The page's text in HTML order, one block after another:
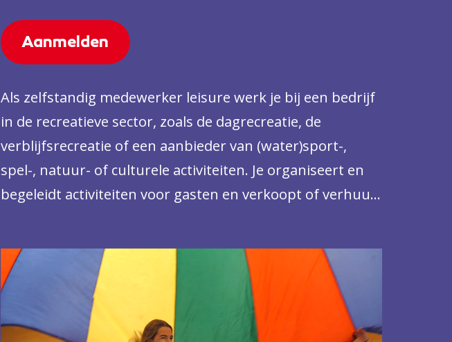
Aanmelden
Als zelfstandig medewerker leisure werk je bij een bedrijf
in de recreatieve sector, zoals de dagrecreatie, de
verblijfsrecreatie of een aanbieder van (water)sport-,
spel-, natuur- of culturele activiteiten. Je organiseert en
begeleidt activiteiten voor gasten en verkoopt of verhuurt
gebouwen en werk je mee in de horeca. In kleinere
bedrijven heb je vaak een allround functie, terwijl je je in
grotere bedrijven meer kunt specialiseren.